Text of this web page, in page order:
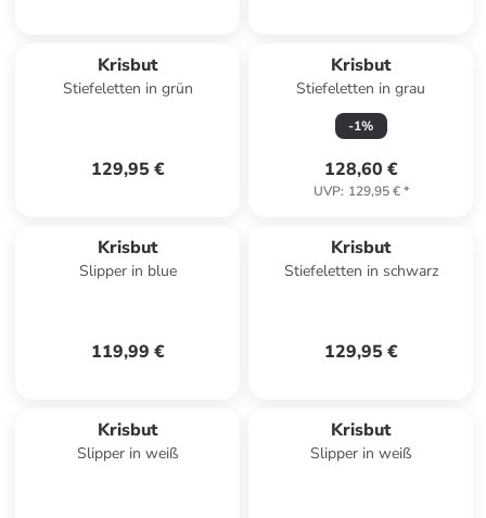
Krisbut
Stiefeletten in grün
129,95 €
Krisbut
Stiefeletten in grau
-1%
128,60 €
UVP: 129,95 €*
Krisbut
Slipper in blue
119,99 €
Krisbut
Stiefeletten in schwarz
129,95 €
Krisbut
Slipper in weiß
Krisbut
Slipper in weiß